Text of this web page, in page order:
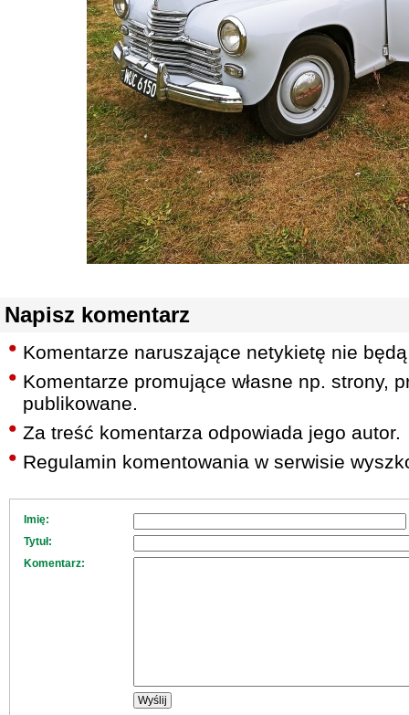
Napisz komentarz
Komentarze naruszające netykietę nie
Komentarze promujące własne np. strony,
publikowane.
Za treść komentarza odpowiada jego autor.
Regulamin komentowania w serwisie
Imię:
Tytuł:
Komentarz: